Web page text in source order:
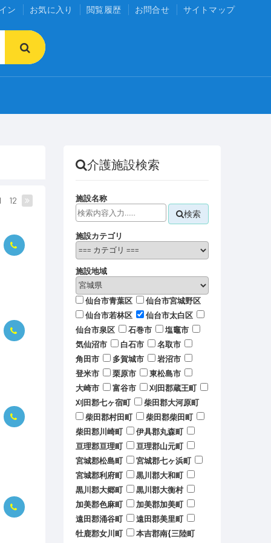
ン お気に入り 閲覧履歴 お問合せ サイトマップ
12
介護施設検索
施設名称
検索
施設カテゴリ
施設地域
仙台市青葉区
仙台市宮城野区
仙台市若林区
仙台市太白区
仙台市泉区
石巻市
塩竈市
気仙沼市
白石市
名取市
角田市
多賀城市
岩沼市
登米市
栗原市
東松島市
大崎市
富谷市
刈田郡蔵王町
刈田郡七ヶ宿町
柴田郡大河原町
柴田郡村田町
柴田郡柴田町
柴田郡川崎町
伊具郡丸森町
亘理郡亘理町
亘理郡山元町
宮城郡松島町
宮城郡七ヶ浜町
宮城郡利府町
黒川郡大和町
黒川郡大郷町
黒川郡大衡村
加美郡色麻町
加美郡加美町
遠田郡涌谷町
遠田郡美里町
牡鹿郡女川町
本吉郡南{三陸町